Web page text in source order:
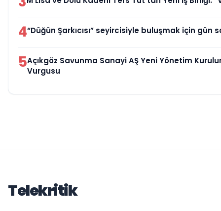
4“Düğün Şarkıcısı” seyircisiyle buluşmak için gün
5Açıkgöz Savunma Sanayi AŞ Yeni Yönetim
Vurgusu
Telekritik